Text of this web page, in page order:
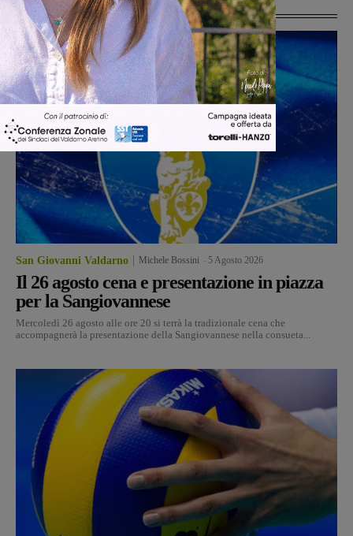
Ultime Notizie
San Giovanni Valdarno Michele Bossini 5 Agosto 2026
Il 26 agosto cena e presentazione in piazza
per la Sangiovannese
Mercoledì 26 agosto alle ore 20 si terrà la tradizionale cena che
accompagnerà la presentazione della Sangiovannese nella consueta...